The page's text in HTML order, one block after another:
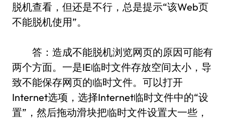
脱机查看，但还是不行，总是提示“该Web页
不能脱机使用”。
答：造成不能脱机浏览网页的原因可能有
两个方面。一是IE临时文件存放空间太小，导
致不能保存网页的临时文件。可以打开
Internet选项，选择Internet临时文件中的“设
置”，然后拖动滑块把临时文件设置大一些，